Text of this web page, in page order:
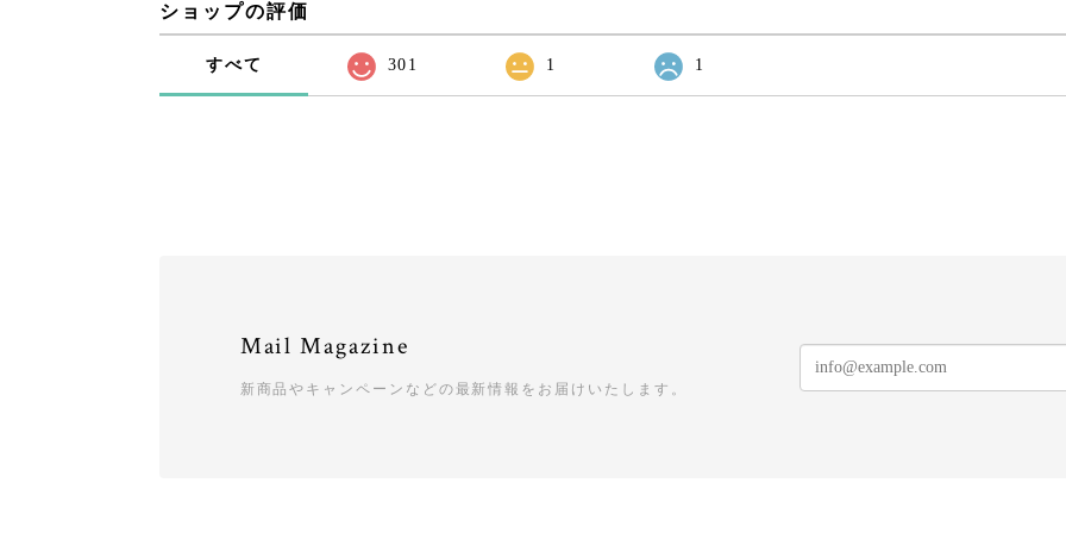
ショップの評価
すべて 301 1 1
Mail Magazine
新商品やキャンペーンなどの最新情報をお届けいたします。